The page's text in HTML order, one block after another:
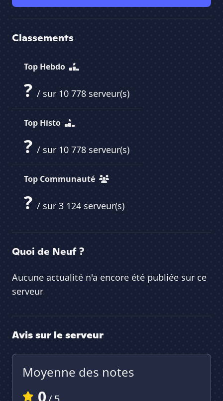
Classements
Top Hebdo
? / sur 10 778 serveur(s)
Top Histo
? / sur 10 778 serveur(s)
Top Communauté
? / sur 3 124 serveur(s)
Quoi de Neuf ?
Aucune actualité n'a encore été publiée sur ce
serveur
Avis sur le serveur
Moyenne des notes